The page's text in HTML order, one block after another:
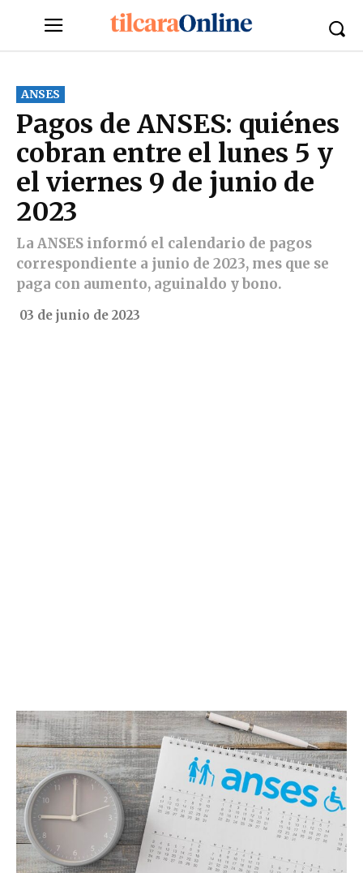
ANSES
Pagos de ANSES: quiénes
cobran entre el lunes 5 y
el viernes 9 de junio de
2023
La ANSES informó el calendario de pagos
correspondiente a junio de 2023, mes que se
paga con aumento, aguinaldo y bono.
03 de junio de 2023